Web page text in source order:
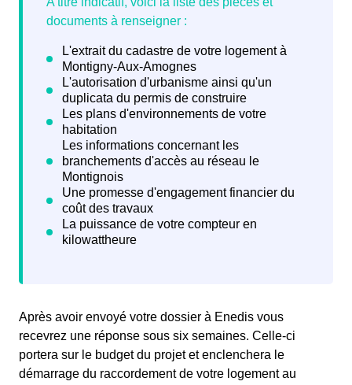
Après avoir envoyé votre dossier à Enedis vous
recevrez une réponse sous six semaines. Celle-ci
portera sur le budget du projet et enclenchera le
démarrage du raccordement de votre logement au